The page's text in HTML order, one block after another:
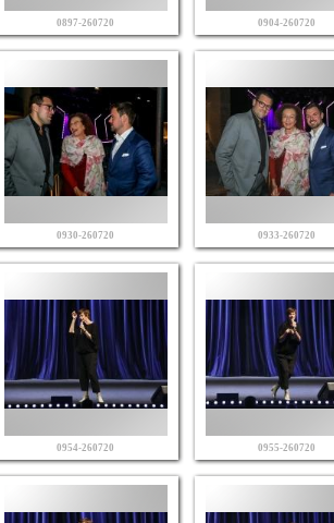
0897-260720 0904-260720
0930-260720 0933-260720
0954-260720 0955-260720